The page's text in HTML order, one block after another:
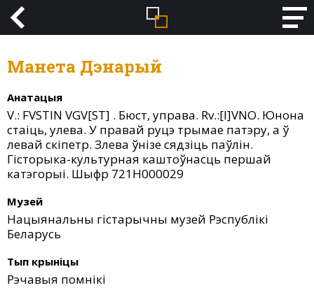
Манета Дэнарый
Анатацыя
V.: FVSTIN VGV[ST] . Бюст, управа. Rv.:[I]VNO. Юнона
стаіць, улева. У правай руцэ трымае патэру, а ў
левай скіпетр. Злева ўнізе сядзіць паўлін.
Гісторыка-культурная каштоўнасць першай
катэгорыі. Шыфр 721Н000029
Музей
Нацыянальны гістарычны музей Рэспублікі
Беларусь
Тып крыніцы
Рэчавыя помнікі